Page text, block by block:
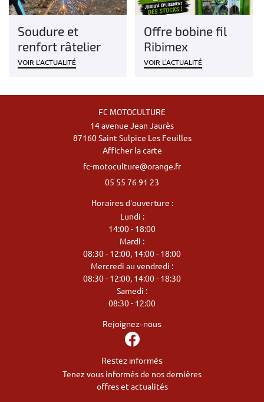
Soudure et
renfort râtelier
VOIR L'ACTUALITÉ
Offre bobine fil
Ribimex
VOIR L'ACTUALITÉ
FC MOTOCULTURE
14 avenue Jean Jaurès
87160 Saint Sulpice Les Feuilles
Afficher la carte
05 55 76 91 23
Horaires d'ouverture :
Lundi :
14:00 - 18:00
Mardi :
08:30 - 12:00, 14:00 - 18:00
Mercredi au vendredi :
08:30 - 12:00, 14:00 - 18:30
Samedi :
08:30 - 12:00
Rejoignez-nous
Restez informés
Tenez vous informés de nos dernières
offres et actualités